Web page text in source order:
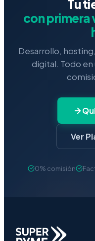
Tu
con primera
Desarrollo,
digital. Todo en
Ver
0% comisión